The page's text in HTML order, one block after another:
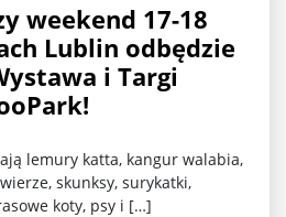
weekend 17-18
Lublin odbędzie
i Targi
lemury katta, kangur walabia,
skunksy, surykatki,
koty, psy i […]